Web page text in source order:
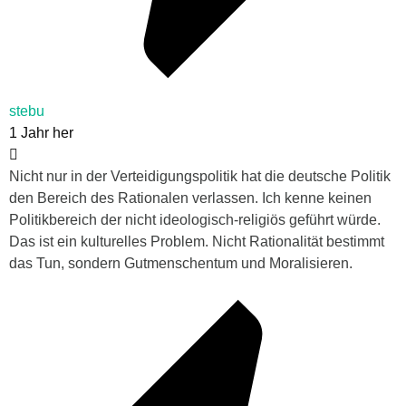
stebu
1 Jahr her
Nicht nur in der Verteidigungspolitik hat die deutsche Politik
den Bereich des Rationalen verlassen. Ich kenne keinen
Politikbereich der nicht ideologisch-religiös geführt würde.
Das ist ein kulturelles Problem. Nicht Rationalität bestimmt
das Tun, sondern Gutmenschentum und Moralisieren.